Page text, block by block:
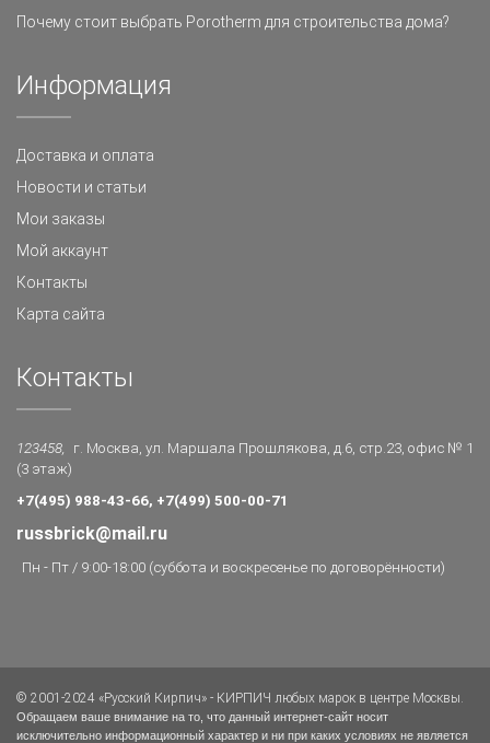
Почему стоит выбрать Porotherm для строительства дома?
Информация
Доставка и оплата
Новости и статьи
Мои заказы
Мой аккаунт
Контакты
Карта сайта
Контакты
123458, г. Москва, ул. Маршала Прошлякова, д.6, стр.23, офис № 1
(3 этаж)
+7(495) 988-43-66, +7(499) 500-00-71
russbrick@mail.ru
Пн - Пт / 9:00-18:00 (суббота и воскресенье по договорённости)
© 2001-2024 «Русский Кирпич» - КИРПИЧ любых марок в центре Москвы.
Обращаем ваше внимание на то, что данный интернет-сайт носит
исключительно информационный характер и ни при каких условиях не является